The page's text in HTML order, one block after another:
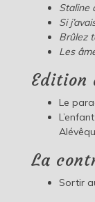
Staline
Si
Brûlez
Les
Edition
Le
La
Sortir